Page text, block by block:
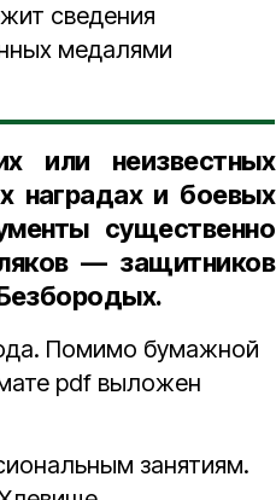
сведения
медалями
или неизвестных
наградах и боевых
существенно
— защитников
Помимо бумажной
pdf выложен
занятиям.